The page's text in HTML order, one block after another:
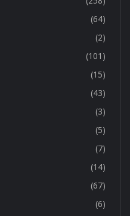
(64)
(2)
(101)
(15)
(43)
(3)
(5)
(7)
(14)
(67)
(6)